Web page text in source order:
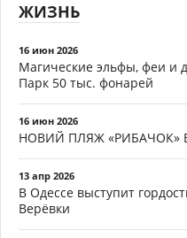
ЖИЗНЬ
16 июн 2026
Магические эльфы, феи и
Парк 50 тыс. фонарей
16 июн 2026
НОВИЙ ПЛЯЖ «РИБАЧОК»
13 апр 2026
В Одессе выступит
Верёвки